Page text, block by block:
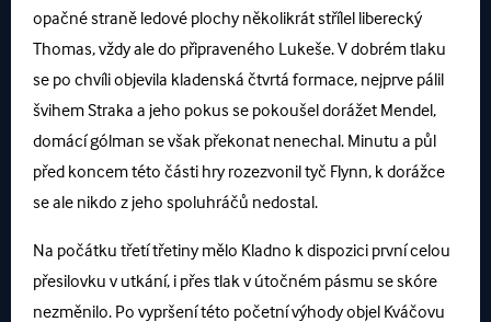
opačné straně ledové plochy několikrát střílel liberecký
Thomas, vždy ale do připraveného Lukeše. V dobrém tlaku
se po chvíli objevila kladenská čtvrtá formace, nejprve pálil
švihem Straka a jeho pokus se pokoušel dorážet Mendel,
domácí gólman se však překonat nenechal. Minutu a půl
před koncem této části hry rozezvonil tyč Flynn, k dorážce
se ale nikdo z jeho spoluhráčů nedostal.
Na počátku třetí třetiny mělo Kladno k dispozici první celou
přesilovku v utkání, i přes tlak v útočném pásmu se skóre
nezměnilo. Po vypršení této početní výhody objel Kváčovu